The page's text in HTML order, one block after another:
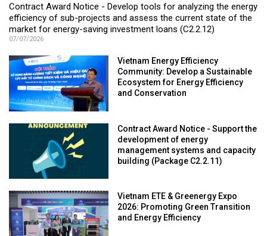
Contract Award Notice - Develop tools for analyzing the energy
efficiency of sub-projects and assess the current state of the
market for energy-saving investment loans (C2.2.12)
07/07/2026
Vietnam Energy Efficiency
Community: Develop a Sustainable
Ecosystem for Energy Efficiency
and Conservation
Contract Award Notice - Support the
development of energy
management systems and capacity
building (Package C2.2.11)
Vietnam ETE & Greenergy Expo
2026: Promoting Green Transition
and Energy Efficiency